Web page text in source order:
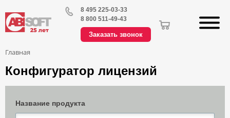
8 495 225-03-33
8 800 511-49-43
Заказать звонок
Главная
Конфигуратор лицензий
Название продукта